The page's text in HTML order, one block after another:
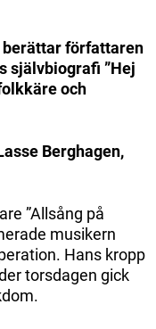
berättar författaren
självbiografi ”Hej
och
Berghagen,
”Allsång på
musikern
Hans kropp
torsdagen gick